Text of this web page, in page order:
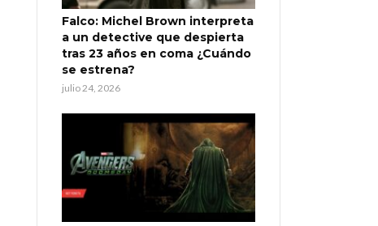
Falco: Michel Brown interpreta
a un detective que despierta
tras 23 años en coma ¿Cuándo
se estrena?
julio 24, 2026